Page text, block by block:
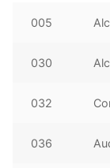
005
030
032
036